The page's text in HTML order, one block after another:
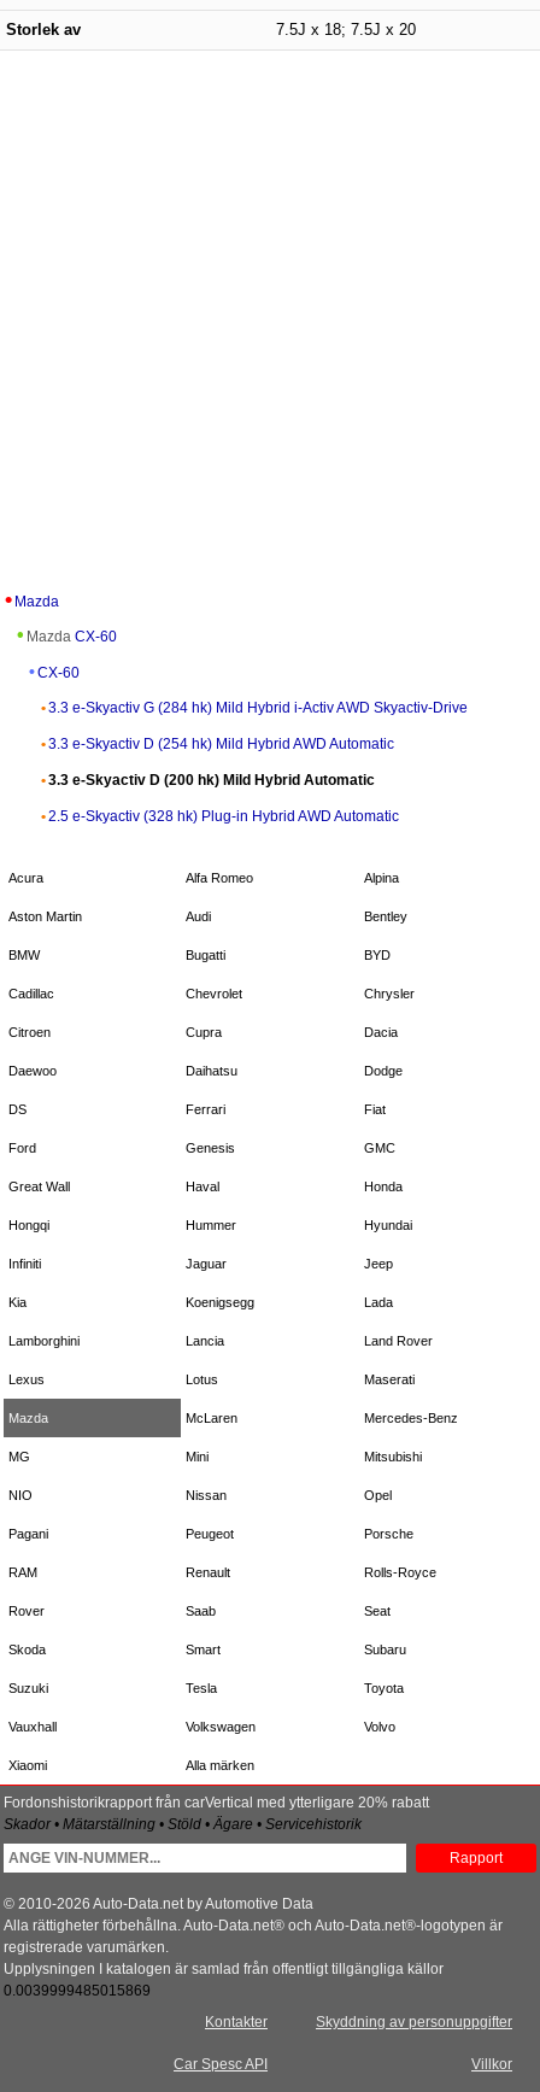
Storlek av 7.5J x 18; 7.5J x 20
Mazda
Mazda CX-60
CX-60
3.3 e-Skyactiv G (284 hk) Mild Hybrid i-Activ AWD Skyactiv-Drive
3.3 e-Skyactiv D (254 hk) Mild Hybrid AWD Automatic
3.3 e-Skyactiv D (200 hk) Mild Hybrid Automatic
2.5 e-Skyactiv (328 hk) Plug-in Hybrid AWD Automatic
Acura Alfa Romeo Alpina
Aston Martin Audi Bentley
BMW Bugatti BYD
Cadillac Chevrolet Chrysler
Citroen Cupra Dacia
Daewoo Daihatsu Dodge
DS Ferrari Fiat
Ford Genesis GMC
Great Wall Haval Honda
Hongqi Hummer Hyundai
Infiniti Jaguar Jeep
Kia Koenigsegg Lada
Lamborghini Lancia Land Rover
Lexus Lotus Maserati
Mazda McLaren Mercedes-Benz
MG Mini Mitsubishi
NIO Nissan Opel
Pagani Peugeot Porsche
RAM Renault Rolls-Royce
Rover Saab Seat
Skoda Smart Subaru
Suzuki Tesla Toyota
Vauxhall Volkswagen Volvo
Xiaomi Alla märken
Fordonshistorikrapport från carVertical med ytterligare 20% rabatt
Skador • Mätarställning • Stöld • Ägare • Servicehistorik
Rapport
© 2010-2026 Auto-Data.net by Automotive Data
Alla rättigheter förbehållna. Auto-Data.net® och Auto-Data.net®-logotypen är
registrerade varumärken.
Upplysningen I katalogen är samlad från offentligt tillgängliga källor
0.0039999485015869
Skyddning av personuppgifter
Villkor
Kontakter
Car Spesc API